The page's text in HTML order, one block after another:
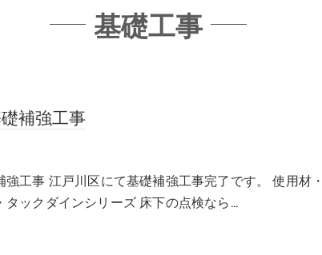
基礎工事
補強工事
強工事 江戸川区にて基礎補強工事完了です。 使用材
タックダインシリーズ 床下の点検なら…